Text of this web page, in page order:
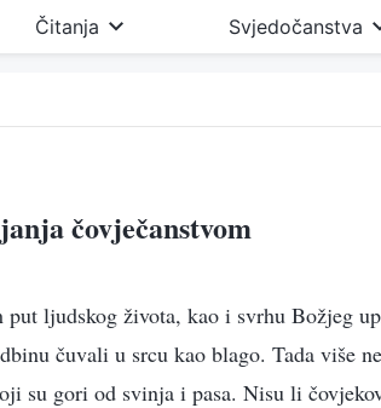
Čitanja Svjedočanstva
čovječanstvom
ljudskog života, kao i svrhu Božjeg
čuvali u srcu kao blago. Tada više
su gori od svinja i pasa. Nisu li